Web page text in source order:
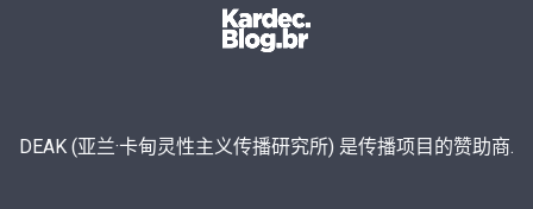
DEAK (亚兰·卡甸灵性主义传播研究所) 是传播项目的赞助商.